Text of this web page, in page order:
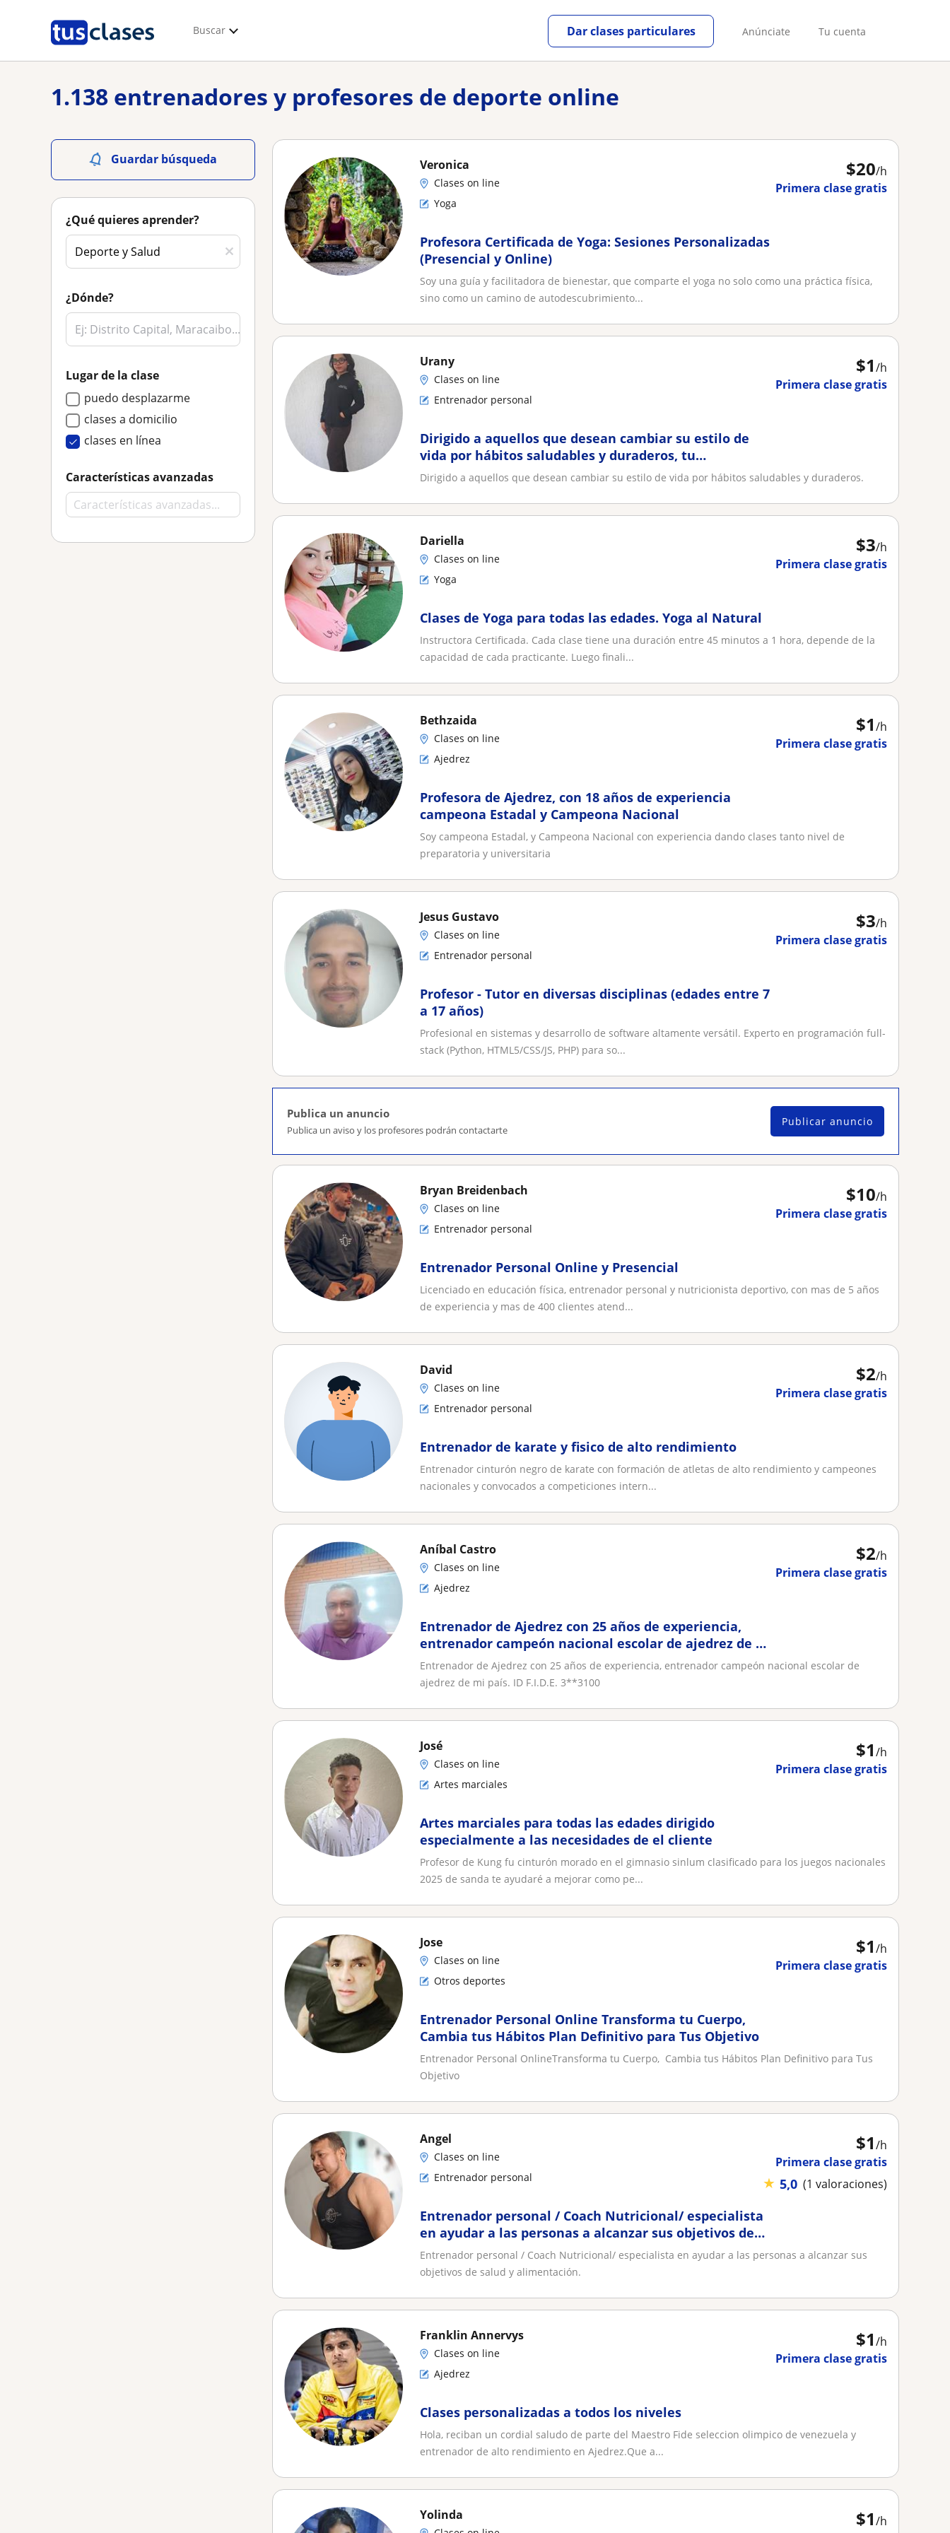
Buscar Anúnciate Tu cuenta
Dar clases particulares
1.138 entrenadores y profesores de deporte online
Guardar búsqueda
¿Qué quieres aprender?
¿Dónde?
Lugar de la clase
puedo desplazarme
clases a domicilio
clases en línea
Características avanzadas
$20/h
Primera clase gratis
Veronica
Clases on line
Yoga
Profesora Certificada de Yoga: Sesiones Personalizadas
(Presencial y Online)
Soy una guía y facilitadora de bienestar, que comparte el yoga no solo como una práctica física,
sino como un camino de autodescubrimiento...
$1/h
Primera clase gratis
Urany
Clases on line
Entrenador personal
Dirigido a aquellos que desean cambiar su estilo de
vida por hábitos saludables y duraderos, tu
entrenadora de confianza
Dirigido a aquellos que desean cambiar su estilo de vida por hábitos saludables y duraderos.
$3/h
Primera clase gratis
Dariella
Clases on line
Yoga
Clases de Yoga para todas las edades. Yoga al Natural
Instructora Certificada. Cada clase tiene una duración entre 45 minutos a 1 hora, depende de la
capacidad de cada practicante. Luego finali...
$1/h
Primera clase gratis
Bethzaida
Clases on line
Ajedrez
Profesora de Ajedrez, con 18 años de experiencia
campeona Estadal y Campeona Nacional
Soy campeona Estadal, y Campeona Nacional con experiencia dando clases tanto nivel de
preparatoria y universitaria
$3/h
Primera clase gratis
Jesus Gustavo
Clases on line
Entrenador personal
Profesor - Tutor en diversas disciplinas (edades entre 7
a 17 años)
Profesional en sistemas y desarrollo de software altamente versátil. Experto en programación full-
stack (Python, HTML5/CSS/JS, PHP) para so...
Publica un anuncio
Publica un aviso y los profesores podrán contactarte
Publicar anuncio
$10/h
Primera clase gratis
Bryan Breidenbach
Clases on line
Entrenador personal
Entrenador Personal Online y Presencial
Licenciado en educación física, entrenador personal y nutricionista deportivo, con mas de 5 años
de experiencia y mas de 400 clientes atend...
$2/h
Primera clase gratis
David
Clases on line
Entrenador personal
Entrenador de karate y fisico de alto rendimiento
Entrenador cinturón negro de karate con formación de atletas de alto rendimiento y campeones
nacionales y convocados a competiciones intern...
$2/h
Primera clase gratis
Aníbal Castro
Clases on line
Ajedrez
Entrenador de Ajedrez con 25 años de experiencia,
entrenador campeón nacional escolar de ajedrez de mi
país. ID F.I.D.E
Entrenador de Ajedrez con 25 años de experiencia, entrenador campeón nacional escolar de
ajedrez de mi país. ID F.I.D.E. 3**3100
$1/h
Primera clase gratis
José
Clases on line
Artes marciales
Artes marciales para todas las edades dirigido
especialmente a las necesidades de el cliente
Profesor de Kung fu cinturón morado en el gimnasio sinlum clasificado para los juegos nacionales
2025 de sanda te ayudaré a mejorar como pe...
$1/h
Primera clase gratis
Jose
Clases on line
Otros deportes
Entrenador Personal Online Transforma tu Cuerpo,
Cambia tus Hábitos Plan Definitivo para Tus Objetivo
Entrenador Personal OnlineTransforma tu Cuerpo, Cambia tus Hábitos Plan Definitivo para Tus
Objetivo
$1/h
Primera clase gratis
★ 5,0 (1 valoraciones)
Angel
Clases on line
Entrenador personal
Entrenador personal / Coach Nutricional/ especialista
en ayudar a las personas a alcanzar sus objetivos de
salud y alimentación
Entrenador personal / Coach Nutricional/ especialista en ayudar a las personas a alcanzar sus
objetivos de salud y alimentación.
$1/h
Primera clase gratis
Franklin Annervys
Clases on line
Ajedrez
Clases personalizadas a todos los niveles
Hola, reciban un cordial saludo de parte del Maestro Fide seleccion olimpico de venezuela y
entrenador de alto rendimiento en Ajedrez.Que a...
$1/h
Yolinda